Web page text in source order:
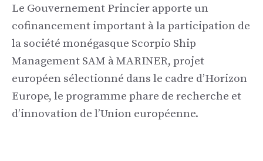
Le Gouvernement Princier apporte un
cofinancement important à la participation de
la société monégasque Scorpio Ship
Management SAM à MARINER, projet
européen sélectionné dans le cadre d’Horizon
Europe, le programme phare de recherche et
d’innovation de l’Union européenne.